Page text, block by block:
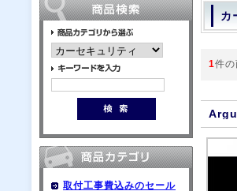
取付工事費込みのセール
カ
1件の